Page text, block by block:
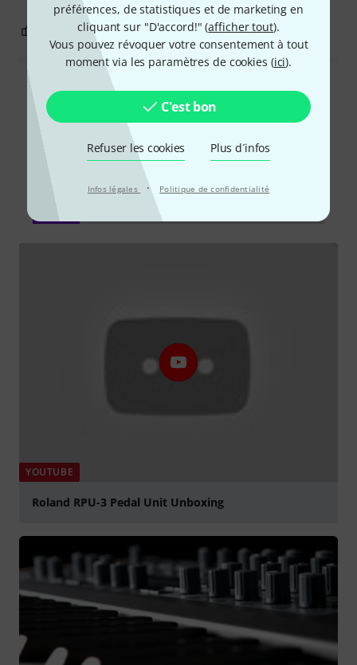
préférences, de statistiques et de marketing en
cliquant sur "D'accord!" (afficher tout).
Vous pouvez révoquer votre consentement à tout
moment via les paramètres de cookies (ici).
C'est bon
Refuser les cookies Plus d´infos
Infos légales · Politique de confidentialité
0 SIGNALER L'ÉVALUATION
Lire toutes les évaluations
Le saviez-vous?
Guides
YOUTUBE
Roland RPU-3 Pedal Unit Unboxing